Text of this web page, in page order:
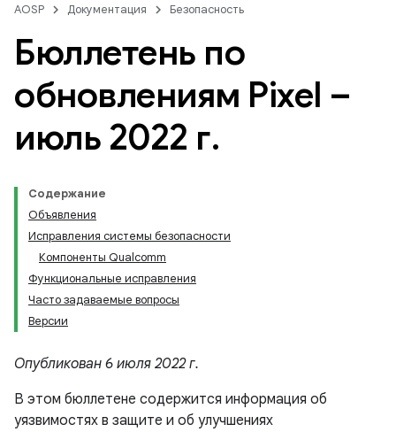
AOSP Документация Безопасность
Бюллетень по
обновлениям Pixel –
июль 2022 г.
Содержание
Объявления
Исправления системы безопасности
Компоненты Qualcomm
Функциональные исправления
Часто задаваемые вопросы
Версии
Опубликован 6 июля 2022 г.
В этом бюллетене содержится информация об
уязвимостях в защите и об улучшениях